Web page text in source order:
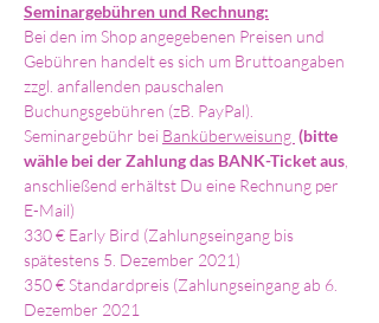
Seminargebühren und Rechnung:
Bei den im Shop angegebenen Preisen und
Gebühren handelt es sich um Bruttoangaben
zzgl. anfallenden pauschalen
Buchungsgebühren (zB. PayPal).
Seminargebühr bei Banküberweisung (bitte
wähle bei der Zahlung das BANK-Ticket aus
anschließend erhältst Du eine Rechnung per
E-Mail)
330 € Early Bird (Zahlungseingang bis
spätestens 5. Dezember 2021)
350 € Standardpreis (Zahlungseingang ab 6.
Dezember 2021